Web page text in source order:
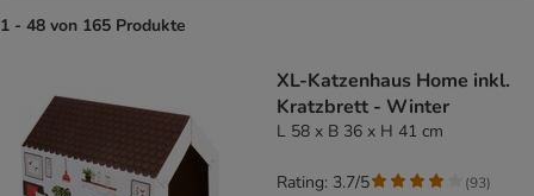
1 - 48 von 165 Produkte
XL-Katzenhaus Home inkl.
Kratzbrett - Winter
L 58 x B 36 x H 41 cm
Rating: 3.7/5 (93)